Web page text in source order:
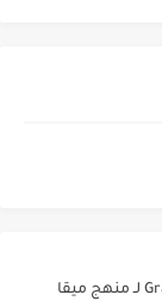
شرح قواعد الإنجليزية Grammar لـ منهج ميقا